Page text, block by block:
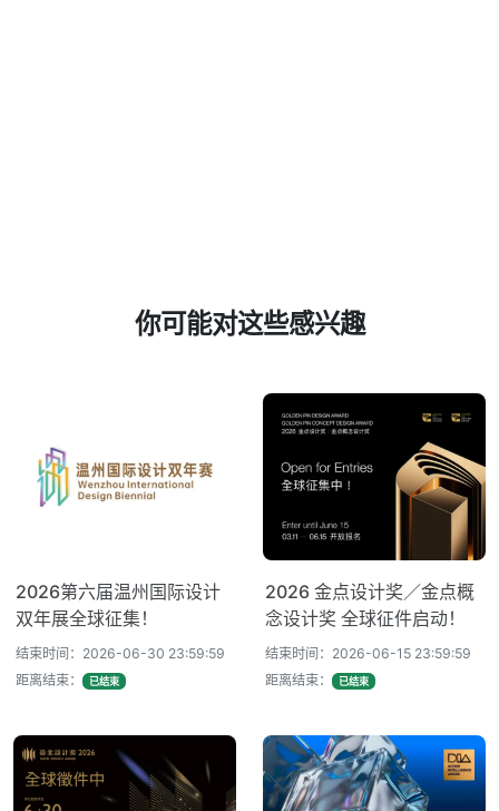
你可能对这些感兴趣
2026第六届温州国际设计
双年展全球征集！
结束时间：2026-06-30 23:59:59
距离结束：
已结束
2026 金点设计奖／金点概
念设计奖 全球征件启动！
结束时间：2026-06-15 23:59:59
距离结束：
已结束